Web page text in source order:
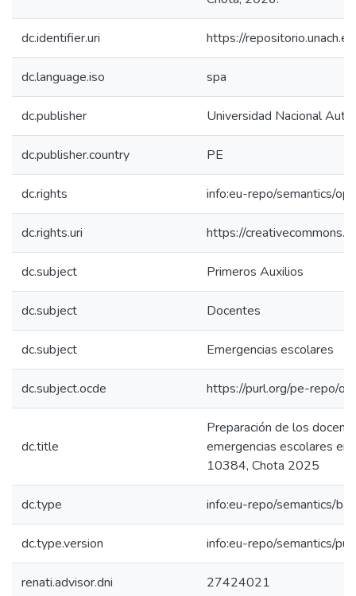
dc.identifier.uri https://
dc.language.iso spa
dc.publisher Universidad Nacional
dc.publisher.country PE
dc.rights info:eu-repo/semantics/
dc.rights.uri https://
dc.subject Primeros Auxilios
dc.subject Docentes
dc.subject Emergencias escolares
dc.subject.ocde https://purl.org/pe-repo/
dc.title
Preparación de los
emergencias escolares en
10384, Chota 2025
dc.type info:eu-repo/semantics/
dc.type.version info:eu-repo/semantics/
renati.advisor.dni 27424021